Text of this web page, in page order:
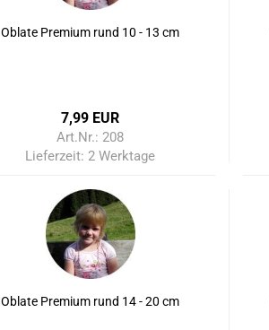
Oblate Premium rund 10 - 13 cm
7,99 EUR
Art.Nr.: 208
Lieferzeit:2 Werktage
Oblate Premium rund 14 - 20 cm